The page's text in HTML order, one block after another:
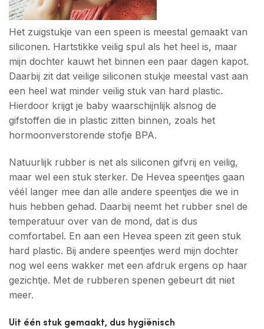
Het zuigstukje van een speen is meestal gemaakt van
siliconen. Hartstikke veilig spul als het heel is, maar
mijn dochter kauwt het binnen een paar dagen kapot.
Daarbij zit dat veilige siliconen stukje meestal vast aan
een heel wat minder veilig stuk van hard plastic.
Hierdoor krijgt je baby waarschijnlijk alsnog de
gifstoffen die in plastic zitten binnen, zoals het
hormoonverstorende stofje BPA.
Natuurlijk rubber is net als siliconen gifvrij en veilig,
maar wel een stuk sterker. De Hevea speentjes gaan
véél langer mee dan alle andere speentjes die we in
huis hebben gehad. Daarbij neemt het rubber snel de
temperatuur over van de mond, dat is dus
comfortabel. En aan een Hevea speen zit geen stuk
hard plastic. Bij andere speentjes werd mijn dochter
nog wel eens wakker met een afdruk ergens op haar
gezichtje. Met de rubberen spenen gebeurt dit niet
meer.
Uit één stuk gemaakt, dus hygiënisch